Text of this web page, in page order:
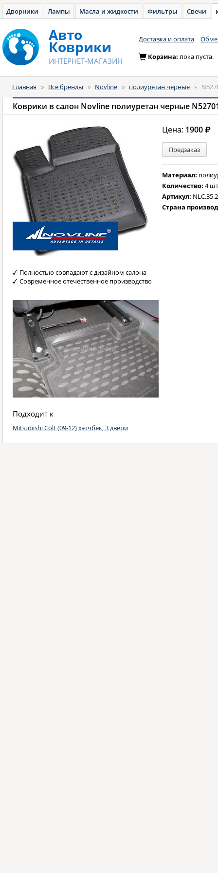
Дворники Лампы Масла и жидкости Фильтры Свечи
Авто
Коврики
ИНТЕРНЕТ-МАГАЗИН
Доставка и оплата
Корзина: пока пуста.
Главная » Все бренды » Novline » полиуретан черные »
Коврики в салон Novline полиуретан черные
Цена: 1900
Предзаказ
Материал:
Количество:4
Артикул:
Страна
Полностью совпадают с дизайном салона
Современное отечественное производство
Подходит к
Mitsubishi Colt (09-12) хэтчбек, 3 двери